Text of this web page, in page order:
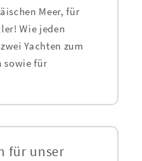
Meer, für
Wie jeden
Yachten zum
sowie für
für unser